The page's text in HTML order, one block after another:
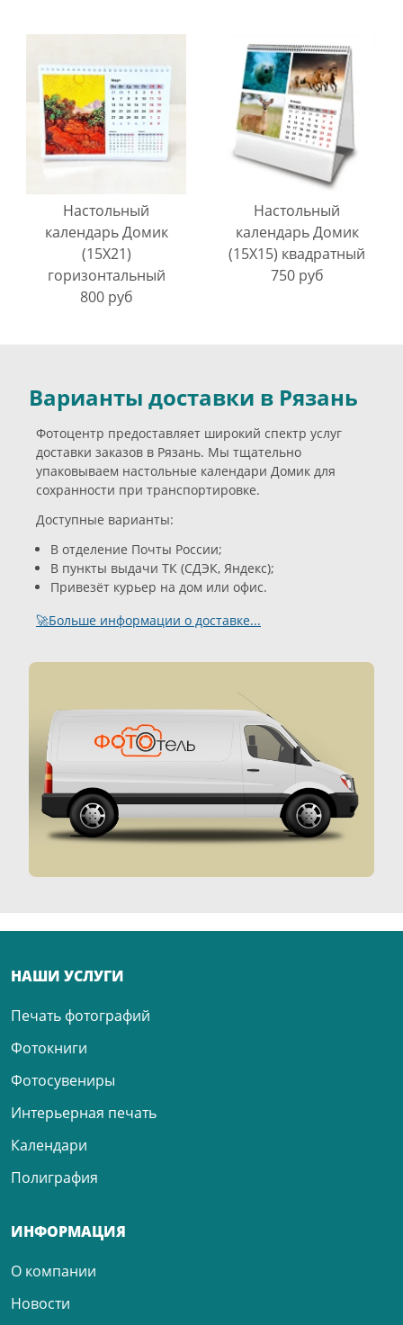
Настольный
календарь Домик
(15X21)
горизонтальный
800 руб
Настольный
календарь Домик
(15X15) квадратный
750 руб
Варианты доставки в Рязань
Фотоцентр предоставляет широкий спектр услуг
доставки заказов в Рязань. Мы тщательно
упаковываем настольные календари Домик для
сохранности при транспортировке.
Доступные варианты:
В отделение Почты России;
В пункты выдачи ТК (СДЭК, Яндекс);
Привезёт курьер на дом или офис.
🚀Больше информации о доставке...
НАШИ УСЛУГИ
Печать фотографий
Фотокниги
Фотосувениры
Интерьерная печать
Календари
Полиграфия
ИНФОРМАЦИЯ
О компании
Новости